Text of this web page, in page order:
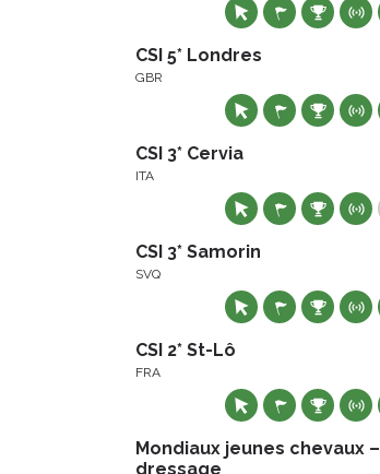
CSI 5* Londres
GBR
CSI 3* Cervia
ITA
CSI 3* Samorin
SVQ
CSI 2* St-Lô
FRA
Mondiaux jeunes chevaux –
dressage